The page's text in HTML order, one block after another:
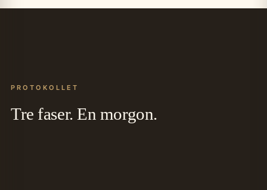
PROTOKOLLET
Tre faser. En morgon.